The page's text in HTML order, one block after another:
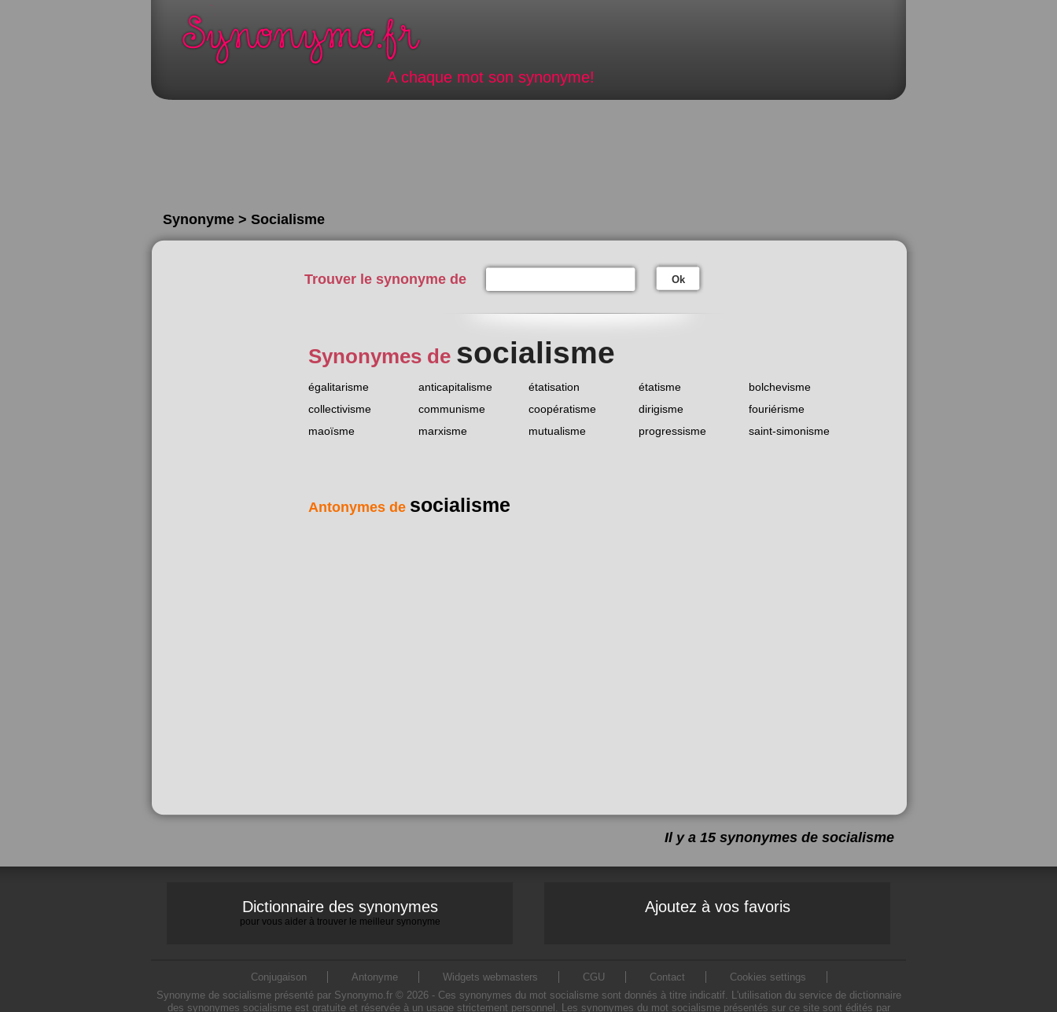
A chaque mot son synonyme!
Synonyme > Socialisme
Trouver le synonyme de Ok
Synonymes de socialisme
égalitarisme anticapitalisme étatisation étatisme
bolchevisme
collectivisme
communisme coopératisme dirigisme
fouriérisme
maoïsme
marxisme mutualisme progressisme saint-simonisme
Antonymes de socialisme
Il y a 15 synonymes de socialisme
Dictionnaire des synonymes
pour vous aider à trouver le meilleur synonyme
Ajoutez à vos favoris
Conjugaison Antonyme Widgets webmasters CGU Contact
Cookies settings
Synonyme de socialisme présenté par Synonymo.fr © 2026 - Ces synonymes du mot socialisme sont donnés à titre indicatif. L'utilisation du service de dictionnaire
des synonymes socialisme est gratuite et réservée à un usage strictement personnel. Les synonymes du mot socialisme présentés sur ce site sont édités par